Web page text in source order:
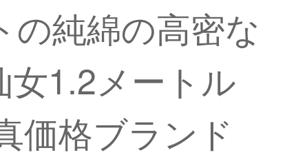
の純綿の高密な
1.2メートル
価格ブランド